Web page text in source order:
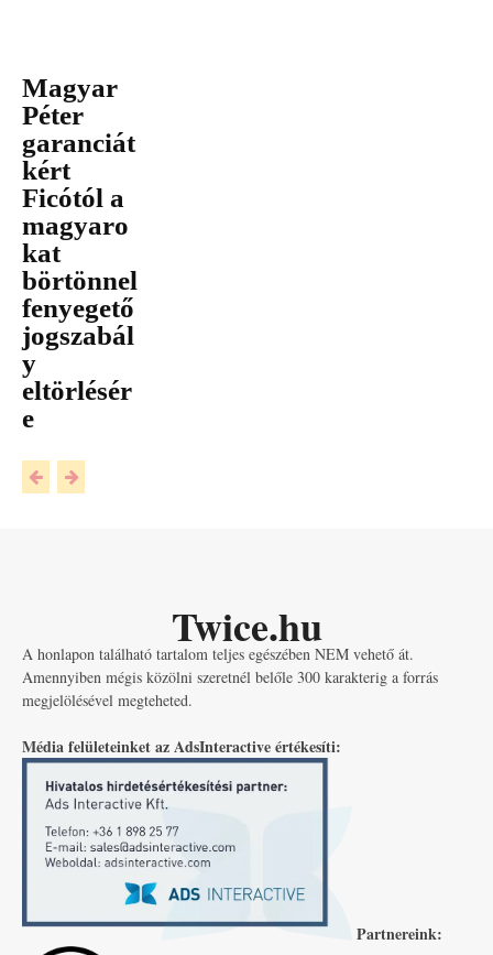
Magyar
Péter
garanciát
kért
Ficótól a
magyaro
kat
börtönnel
fenyegető
jogszabál
y
eltörlésér
e
Twice.hu
A honlapon található tartalom teljes egészében NEM vehető át.
Amennyiben mégis közölni szeretnél belőle 300 karakterig a forrás
megjelölésével megteheted.
Média felületeinket az AdsInteractive értékesíti:
Partnereink: